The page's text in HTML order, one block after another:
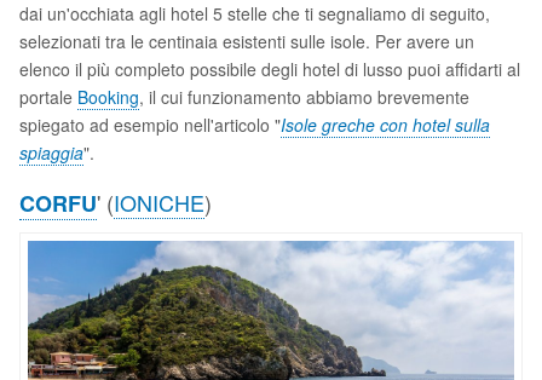
dai un'occhiata agli hotel 5 stelle che ti segnaliamo di seguito,
selezionati tra le centinaia esistenti sulle isole. Per avere un
elenco il più completo possibile degli hotel di lusso puoi affidarti al
portale Booking, il cui funzionamento abbiamo brevemente
spiegato ad esempio nell'articolo "Isole greche con hotel sulla
spiaggia".
CORFU' (IONICHE)